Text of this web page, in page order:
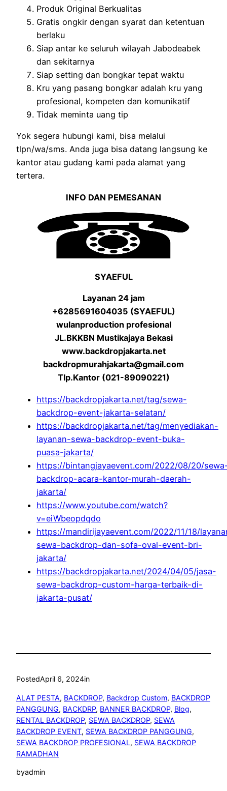
Produk Original Berkualitas
Gratis ongkir dengan syarat dan ketentuan
berlaku
Siap antar ke seluruh wilayah Jabodeabek
dan sekitarnya
Siap setting dan bongkar tepat waktu
Kru yang pasang bongkar adalah kru yang
profesional, kompeten dan komunikatif
Tidak meminta uang tip
Yok segera hubungi kami, bisa melalui
tlpn/wa/sms. Anda juga bisa datang langsung ke
kantor atau gudang kami pada alamat yang
tertera.
INFO DAN PEMESANAN
SYAEFUL
Layanan 24 jam
+6285691604035 (SYAEFUL)
wulanproduction profesional
JL.BKKBN Mustikajaya Bekasi
www.backdropjakarta.net
backdropmurahjakarta@gmail.com
Tlp.Kantor (021-89090221)
https://backdropjakarta.net/tag/sewa-
backdrop-event-jakarta-selatan/
https://backdropjakarta.net/tag/menyediakan-
layanan-sewa-backdrop-event-buka-
puasa-jakarta/
https://bintangjayaevent.com/2022/08/20/
backdrop-acara-kantor-murah-daerah-
jakarta/
https://www.youtube.com/watch?
v=eiWbeopdqdo
https://mandirijayaevent.com/2022/11/18/
sewa-backdrop-dan-sofa-oval-event-bri-
jakarta/
https://backdropjakarta.net/2024/04/05/jasa-
sewa-backdrop-custom-harga-terbaik-di-
jakarta-pusat/
PostedApril 6, 2024in
ALAT PESTA, BACKDROP, Backdrop Custom, BACKDROP
PANGGUNG, BACKDRP, BANNER BACKDROP, Blog
RENTAL BACKDROP, SEWA BACKDROP, SEWA
BACKDROP EVENT, SEWA BACKDROP PANGGUNG
SEWA BACKDROP PROFESIONAL, SEWA BACKDROP
RAMADHAN
byadmin